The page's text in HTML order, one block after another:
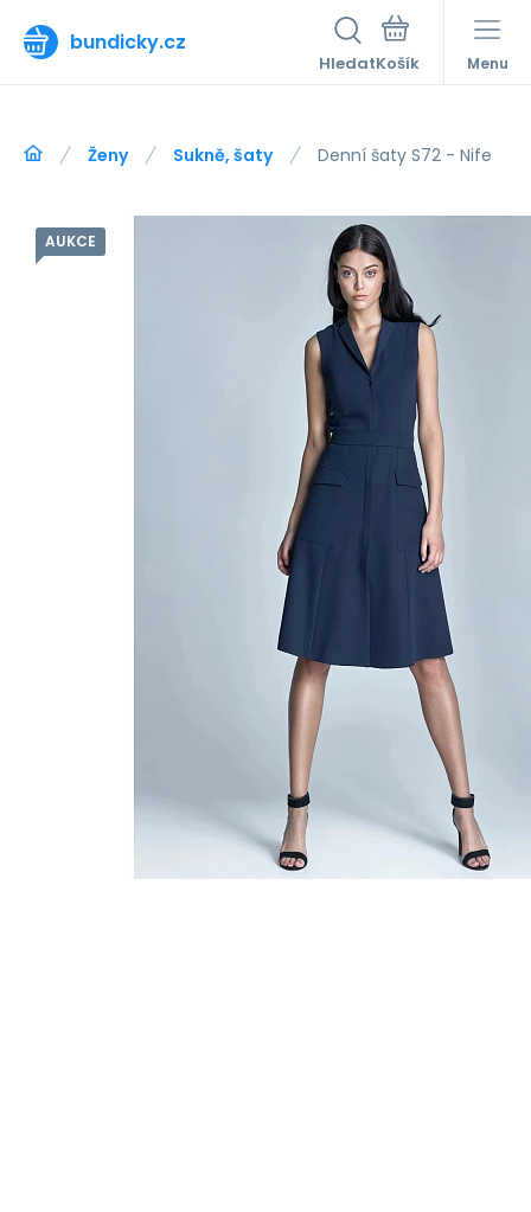
bundicky.cz
Hledat Menu
Ženy Sukně, šaty Denní šaty S72 - Nife
AUKCE